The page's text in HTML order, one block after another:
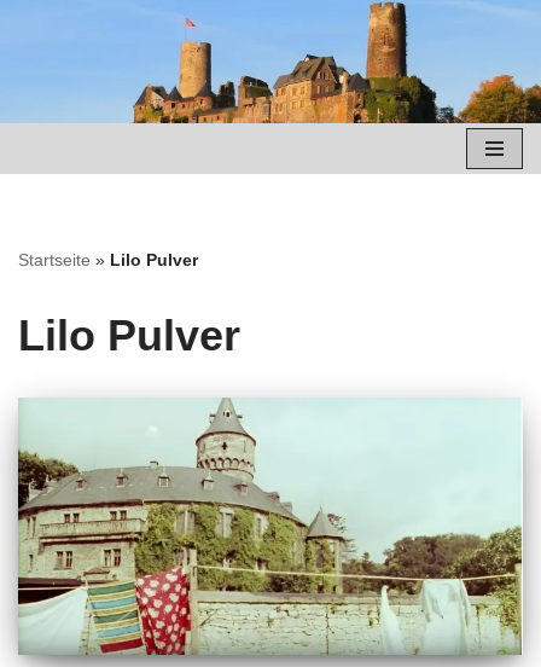
springen
Startseite » Lilo Pulver
Lilo Pulver